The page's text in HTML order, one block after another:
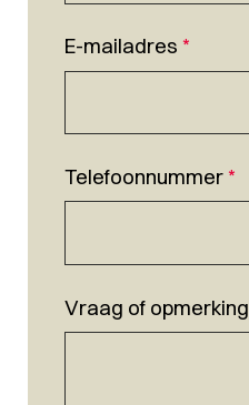
E-mailadres *
Telefoonnummer*
Vraag of opmerking